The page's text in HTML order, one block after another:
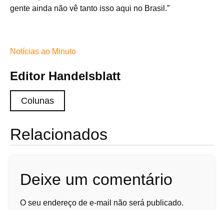
gente ainda não vê tanto isso aqui no Brasil.”
Notícias ao Minuto
Editor Handelsblatt
Colunas
Relacionados
Deixe um comentário
O seu endereço de e-mail não será publicado.